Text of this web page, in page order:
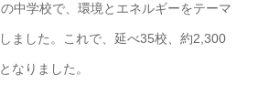
中学校で、環境とエネルギーをテーマ
ました。これで、延べ35校、約2,300
なりました。